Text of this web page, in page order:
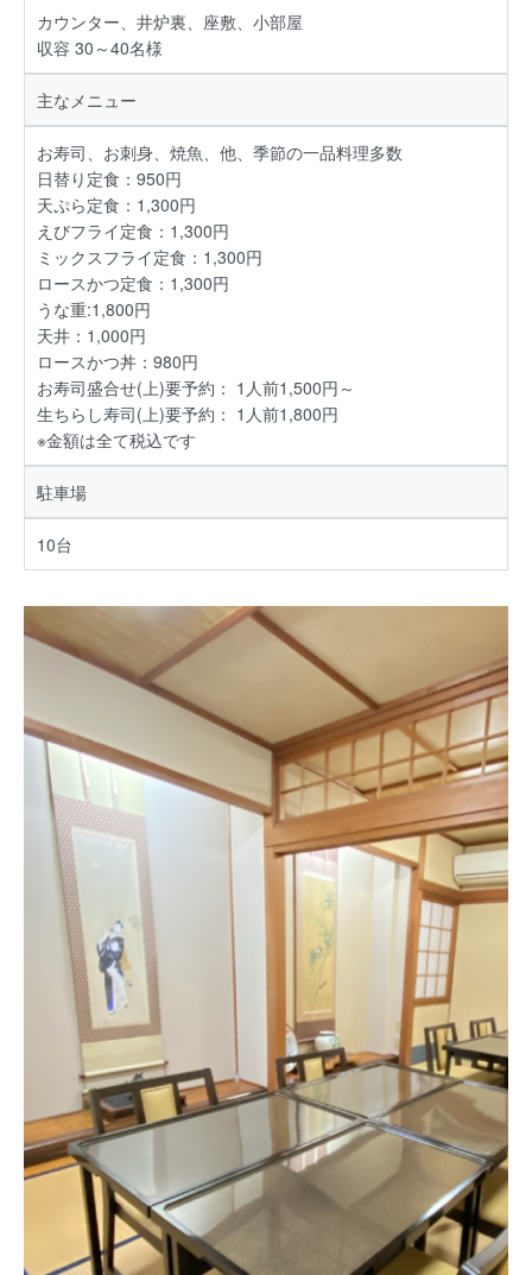
カウンター、井炉裏、座敷、小部屋
収容 30～40名様
主なメニュー
お寿司、お刺身、焼魚、他、季節の一品料理多数
日替り定食：950円
天ぷら定食：1,300円
えびフライ定食：1,300円
ミックスフライ定食：1,300円
ロースかつ定食：1,300円
うな重:1,800円
天井：1,000円
ロースかつ丼：980円
お寿司盛合せ(上)要予約： 1人前1,500円～
生ちらし寿司(上)要予約： 1人前1,800円
※金額は全て税込です
駐車場
10台